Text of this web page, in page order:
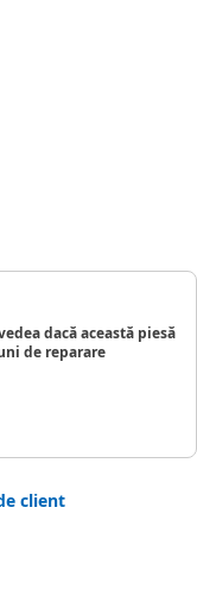
dacă această piesă
de reparare
client